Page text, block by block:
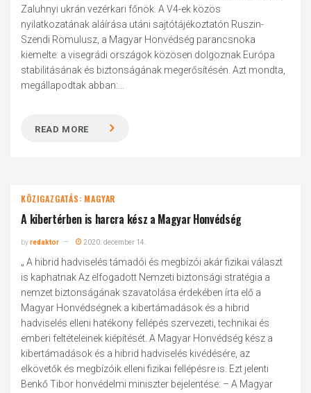
Zaluhnyi ukrán vezérkari főnök. A V4-ek közös
nyilatkozatának aláírása utáni sajtótájékoztatón Ruszin-
Szendi Romulusz, a Magyar Honvédség parancsnoka
kiemelte: a visegrádi országok közösen dolgoznak Európa
stabilitásának és biztonságának megerősítésén. Azt mondta,
megállapodtak abban:...
READ MORE
KÖZIGAZGATÁS: MAGYAR
A kibertérben is harcra kész a Magyar Honvédség
byredaktor 2020. december 14.
„ A hibrid hadviselés támadói és megbízói akár fizikai választ
is kaphatnak Az elfogadott Nemzeti biztonsági stratégia a
nemzet biztonságának szavatolása érdekében írta elő a
Magyar Honvédségnek a kibertámadások és a hibrid
hadviselés elleni hatékony fellépés szervezeti, technikai és
emberi feltételeinek kiépítését. A Magyar Honvédség kész a
kibertámadások és a hibrid hadviselés kivédésére, az
elkövetők és megbízóik elleni fizikai fellépésre is. Ezt jelenti
Benkő Tibor honvédelmi miniszter bejelentése: – A Magyar